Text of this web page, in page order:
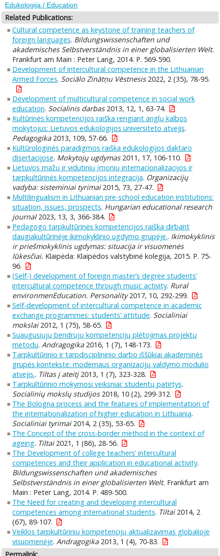
Edukologija / Education
Related Publications:
Cultural competence as keystone of training teachers of
foreign languages. Bildungswissenschaften und
akademisches Selbstverständnis in einer globalisierten Welt.
Frankfurt am Main : Peter Lang, 2014. P. 569-590.
Development of intercultural competence in the Lithuanian
Armed Forces. Sociālo Zinātņu Vēstnesis2022, 2 (35), 78-95.
Development of multicultural competence in social work
education. Socialinis darbas2013, 12, 1, 63-74.
Kultūrinės kompetencijos raiška rengiant anglų kalbos
mokytojus: Lietuvos edukologijos universiteto atvejis.
Pedagogika2013, 109, 57-66.
Kultūrologinės paradigmos raiška edukologijos daktaro
disertacijose. Mokytojų ugdymas2011, 17, 106-110.
Lietuvos mažų ir vidutinių įmonių internacionalizacijos ir
tarpkultūrinės kompetencijos integracija. Organizacijų
vadyba: sisteminiai tyrimai2015, 73, 27-47.
Multilingualism in Lithuanian pre-school education institutions:
situation, issues, prospects. Hungarian educational research
journal2023, 13, 3, 366-384.
Pedagogo tarpkultūrinės kompetencijos raiška dirbant
daugiakultūrinėje ikimokyklinio ugdymo grupėje.. Ikimokyklinis
ir priešmokyklinis ugdymas: situacija ir visuomenės
lūkesčiai. Klaipėda: Klaipėdos valstybinė kolegija, 2015. P. 75-
96.
(Self-) development of foreign master’s degree students’
intercultural competence through music activity. Rural
environmenEducation. Personality2017, 10, 292-299.
Self-development of intercultural competence in academic
exchange programmes: students’ attitude. Socialiniai
mokslai2012, 1 (75), 58-65.
Suaugusiųjų bendrųjų kompetencijų plėtojimas projektų
metodu. Andragogika2016, 1 (7), 148-173.
Tarpkultūrinio ir tarpdisciplininio darbo iššūkiai akademinės
grupės kontekste: modernaus organizacijų valdymo modulio
atvejis.. Tiltas į ateitį2013, 1 (7), 323-328.
Tarpkultūrinio mokymosi veiksniai: studentų patirtys.
Socialinių mokslų studijos2018, 10 (2), 299-312.
The Bologna process and the features of implementation of
the internationalization of higher education in Lithuania.
Socialiniai tyrimai2014, 2 (35), 53-65.
The Concept of the cross-border method in the context of
ageing. Tiltai2021, 1 (86), 28-56.
The Development of college teachers’ intercultural
competences and their application in educational activity.
Bildungswissenschaften und akademisches
Selbstverständnis in einer globalisierten Welt. Frankfurt am
Main : Peter Lang, 2014. P. 489-500.
The Need for creating and developing intercultural
competences among international students. Tiltai2014, 2
(67), 89-107.
Veiklos tarpkultūrinių kompetencijų aktualizavimas globalioje
visuomenėje. Andragogika2013, 1 (4), 70-83.